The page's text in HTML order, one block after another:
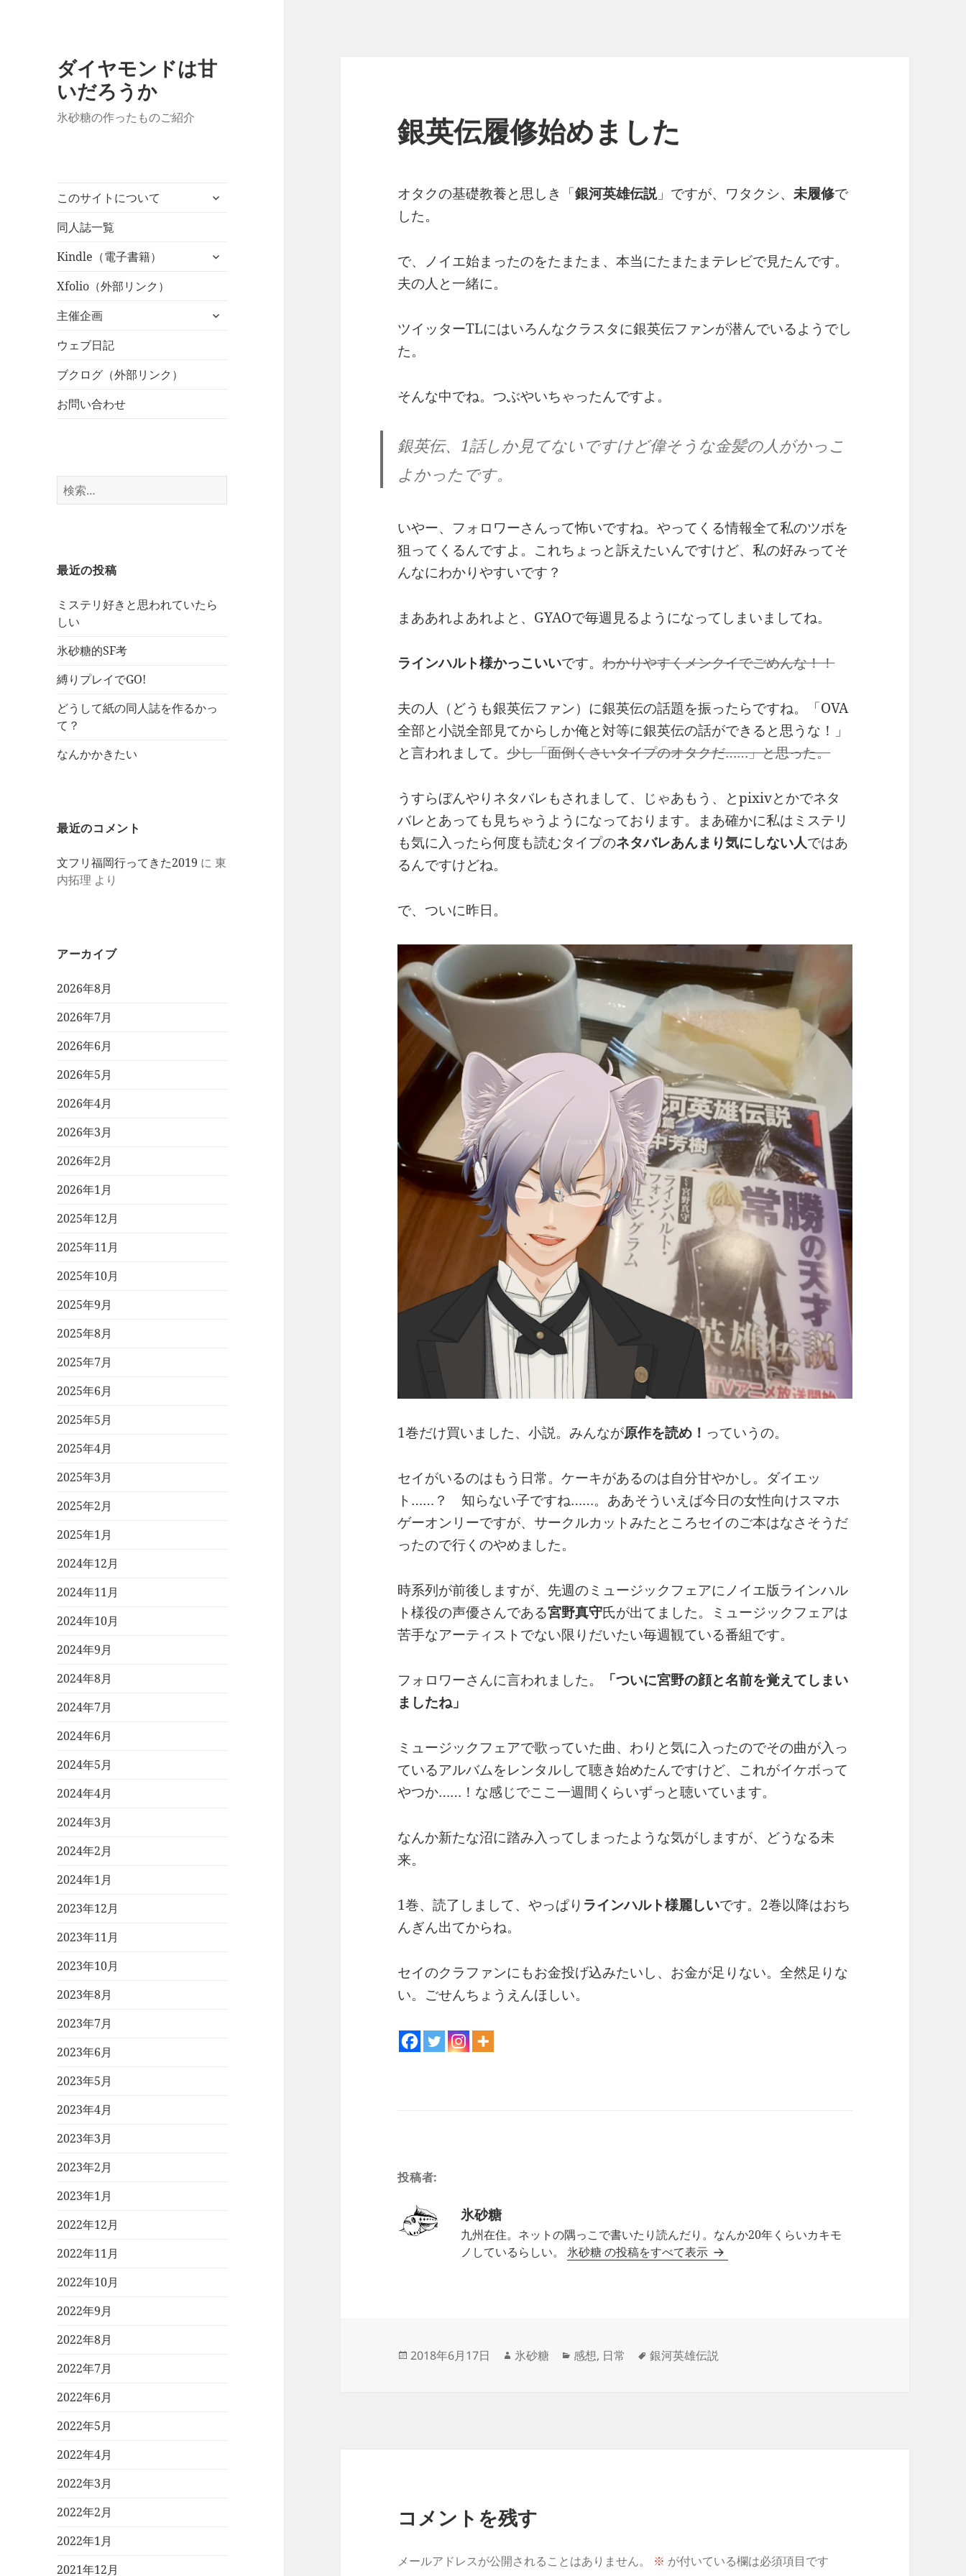
ダイヤモンドは甘
いだろうか
氷砂糖の作ったものご紹介
このサイトについて
サ
ュ
同人誌一覧
Kindle（電子書籍）
サ
ュ
Xfolio（外部リンク）
主催企画
サ
ウェブ日記
ブクログ（外部リンク）
お問い合わせ
検
索:
最近の投稿
ミステリ好きと思われていたら
しい
氷砂糖的SF考
縛りプレイでGO!
どうして紙の同人誌を作るかっ
て？
なんかかきたい
最近のコメント
文フリ福岡行ってきた2019 に東
内拓理 より
アーカイブ
2026年8月
2026年7月
2026年6月
2026年5月
2026年4月
2026年3月
2026年2月
2026年1月
2025年12月
2025年11月
2025年10月
2025年9月
2025年8月
2025年7月
2025年6月
2025年5月
2025年4月
2025年3月
2025年2月
2025年1月
2024年12月
2024年11月
2024年10月
2024年9月
2024年8月
2024年7月
2024年6月
2024年5月
2024年4月
2024年3月
2024年2月
2024年1月
2023年12月
2023年11月
2023年10月
2023年8月
2023年7月
2023年6月
2023年5月
2023年4月
2023年3月
2023年2月
2023年1月
2022年12月
2022年11月
2022年10月
2022年9月
2022年8月
2022年7月
2022年6月
2022年5月
2022年4月
2022年3月
2022年2月
2022年1月
2021年12月
銀英伝履修始めました
オタクの基礎教養と思しき「銀河英雄伝説」ですが、ワタクシ、未履修で
した。
で、ノイエ始まったのをたまたま、本当にたまたまテレビで見たんです。
夫の人と一緒に。
ツイッターTLにはいろんなクラスタに銀英伝ファンが潜んでいるようでし
た。
そんな中でね。つぶやいちゃったんですよ。
銀英伝、1話しか見てないですけど偉そうな金髪の人がかっこ
よかったです。
いやー、フォロワーさんって怖いですね。やってくる情報全て私のツボを
狙ってくるんですよ。これちょっと訴えたいんですけど、私の好みってそ
んなにわかりやすいです？
まああれよあれよと、GYAOで毎週見るようになってしまいましてね。
ラインハルト様かっこいいです。わかりやすくメンクイでごめんな！！
夫の人（どうも銀英伝ファン）に銀英伝の話題を振ったらですね。「OVA
全部と小説全部見てからしか俺と対等に銀英伝の話ができると思うな！」
と言われまして。少し「面倒くさいタイプのオタクだ……」と思った。
うすらぼんやりネタバレもされまして、じゃあもう、とpixivとかでネタ
バレとあっても見ちゃうようになっております。まあ確かに私はミステリ
も気に入ったら何度も読むタイプのネタバレあんまり気にしない人ではあ
るんですけどね。
で、ついに昨日。
1巻だけ買いました、小説。みんなが原作を読め！ っていうの。
セイがいるのはもう日常。ケーキがあるのは自分甘やかし。ダイエッ
ト……？ 知らない子ですね……。ああそういえば今日の女性向けスマホ
ゲーオンリーですが、サークルカットみたところセイのご本はなさそうだ
ったので行くのやめました。
時系列が前後しますが、先週のミュージックフェアにノイエ版ラインハル
ト様役の声優さんである宮野真守氏が出てました。ミュージックフェアは
苦手なアーティストでない限りだいたい毎週観ている番組です。
フォロワーさんに言われました。
「ついに宮野の顔と名前を覚えてしまい
ましたね」
ミュージックフェアで歌っていた曲、わりと気に入ったのでその曲が入っ
ているアルバムをレンタルして聴き始めたんですけど、これがイケボって
やつか……！な感じでここ一週間くらいずっと聴いています。
なんか新たな沼に踏み入ってしまったような気がしますが、どうなる未
来。
1巻、読了しまして、やっぱり ラインハルト様麗しいです。2巻以降はおち
んぎん出てからね。
セイのクラファンにもお金投げ込みたいし、お金が足りない。全然足りな
い。ごせんちょうえんほしい。
投稿者:
氷砂糖
九州在住。ネットの隅っこで書いたり読んだり。なんか20年くらいカキモ
ノしているらしい。氷砂糖 の投稿をすべて表示
投
2018年6月17日
作
氷砂糖
カ
感想, 日常
タ
銀河英雄伝説
コメントを残す
メールアドレスが公開されることはありません。 ※ が付いている欄は必須項目です